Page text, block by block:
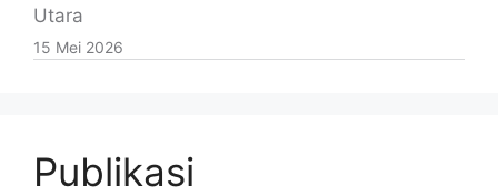
Utara
15 Mei 2026
Publikasi